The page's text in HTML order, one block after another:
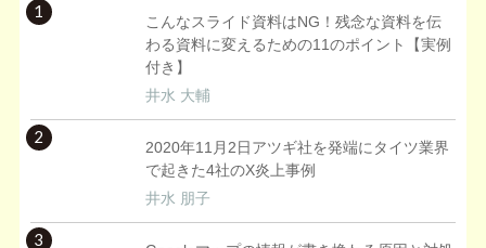
1
こんなスライド資料はNG！残念な資料を伝
わる資料に変えるための11のポイント【実例
付き】
井水 大輔
2
2020年11月2日アツギ社を発端にタイツ業界
で起きた4社のX炎上事例
井水 朋子
3